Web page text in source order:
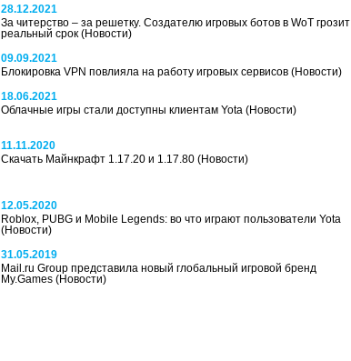
28.12.2021
За читерство – за решетку. Создателю игровых ботов в WoT грозит
реальный срок (Новости)
09.09.2021
Блокировка VPN повлияла на работу игровых сервисов (Новости)
18.06.2021
Облачные игры стали доступны клиентам Yota (Новости)
11.11.2020
Скачать Майнкрафт 1.17.20 и 1.17.80 (Новости)
12.05.2020
Roblox, PUBG и Mobile Legends: во что играют пользователи Yota
(Новости)
31.05.2019
Mail.ru Group представила новый глобальный игровой бренд
My.Games (Новости)